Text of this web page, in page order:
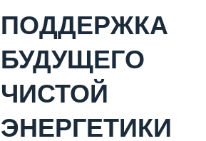
ПОДДЕРЖКА
БУДУЩЕГО
ЧИСТОЙ
ЭНЕРГЕТИКИ